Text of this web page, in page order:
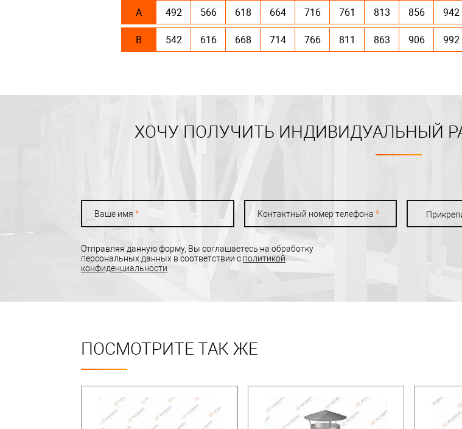
А 492 566 618 664 716 761 813 856 942
В 542 616 668 714 766 811 863 906 992
ХОЧУ ПОЛУЧИТЬ ИНДИВИДУАЛЬНЫЙ
Ваше имя * Контактный номер телефона *
Отправляя данную форму, Вы соглашаетесь на обработку
персональных данных в соответствии с политикой
конфиденциальности
ПОСМОТРИТЕ ТАК ЖЕ